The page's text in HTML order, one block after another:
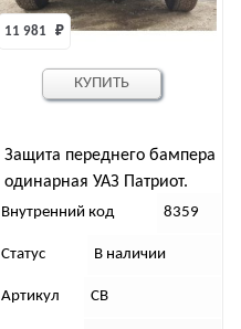
Защита переднего бампера
одинарная УАЗ Патриот.
Рестайлинг
11 981 ₽
Внутренний код 8359
Статус В наличии
Артикул СВ
КУПИТЬ